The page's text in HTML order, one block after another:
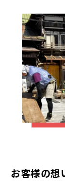
お客様の想